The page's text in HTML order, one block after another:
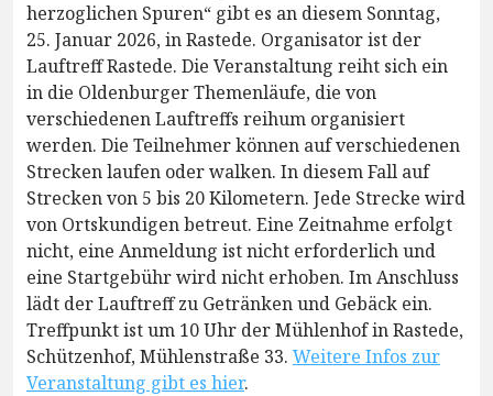
herzoglichen Spuren“ gibt es an diesem Sonntag,
25. Januar 2026, in Rastede. Organisator ist der
Lauftreff Rastede. Die Veranstaltung reiht sich ein
in die Oldenburger Themenläufe, die von
verschiedenen Lauftreffs reihum organisiert
werden. Die Teilnehmer können auf verschiedenen
Strecken laufen oder walken. In diesem Fall auf
Strecken von 5 bis 20 Kilometern. Jede Strecke wird
von Ortskundigen betreut. Eine Zeitnahme erfolgt
nicht, eine Anmeldung ist nicht erforderlich und
eine Startgebühr wird nicht erhoben. Im Anschluss
lädt der Lauftreff zu Getränken und Gebäck ein.
Treffpunkt ist um 10 Uhr der Mühlenhof in Rastede,
Schützenhof, Mühlenstraße 33. Weitere Infos zur
Veranstaltung gibt es hier.